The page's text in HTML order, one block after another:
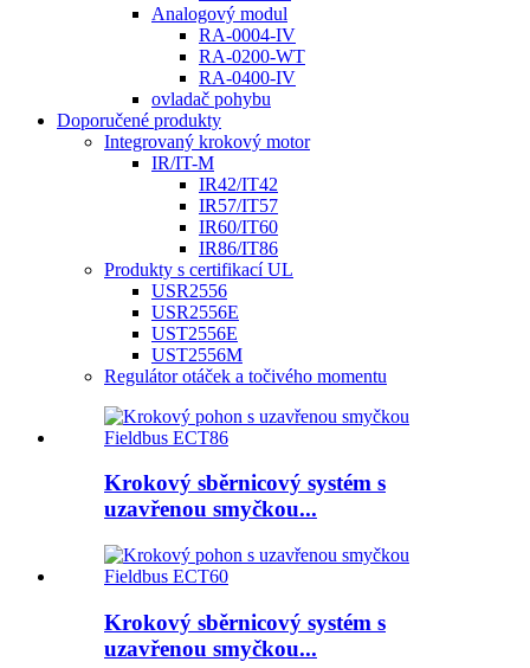
Analogový modul
RA-0004-IV
RA-0200-WT
RA-0400-IV
ovladač pohybu
Doporučené produkty
Integrovaný krokový motor
IR/IT-M
IR42/IT42
IR57/IT57
IR60/IT60
IR86/IT86
Produkty s certifikací UL
USR2556
USR2556E
UST2556E
UST2556M
Regulátor otáček a točivého momentu
Krokový sběrnicový systém s
uzavřenou smyčkou...
Krokový sběrnicový systém s
uzavřenou smyčkou...